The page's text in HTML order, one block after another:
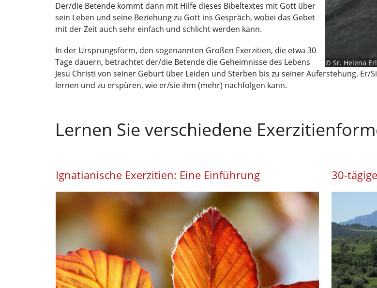
© Sr. Helena
Der/die Betende kommt dann mit Hilfe dieses Bibeltextes mit Gott über
sein Leben und seine Beziehung zu Gott ins Gespräch, wobei das Gebet
mit der Zeit auch sehr einfach und schlicht werden kann.
In der Ursprungsform, den sogenannten Großen Exerzitien, die etwa 30
Tage dauern, betrachtet der/die Betende die Geheimnisse des Lebens
Jesu Christi von seiner Geburt über Leiden und Sterben bis zu seiner Auferstehung. Er/
lernen und zu erspüren, wie er/sie ihm (mehr) nachfolgen kann.
Lernen Sie verschiedene
Ignatianische Exerzitien: Eine Einführung 30-